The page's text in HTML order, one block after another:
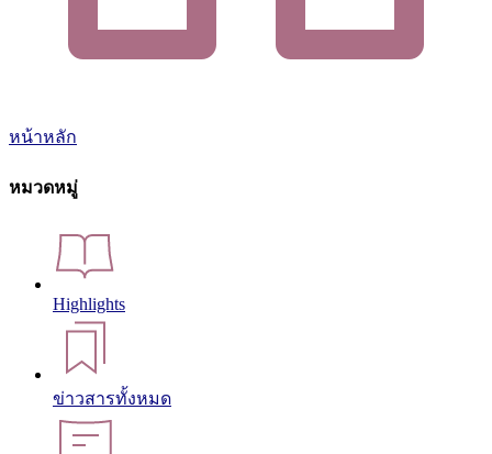
หน้าหลัก
หมวดหมู่
Highlights
ข่าวสารทั้งหมด